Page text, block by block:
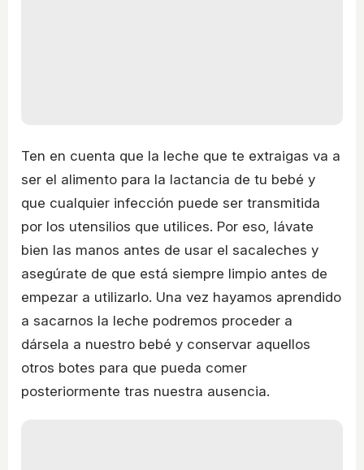
Ten en cuenta que la leche que te extraigas va a
ser el alimento para la lactancia de tu bebé y
que cualquier infección puede ser transmitida
por los utensilios que utilices. Por eso, lávate
bien las manos antes de usar el sacaleches y
asegúrate de que está siempre limpio antes de
empezar a utilizarlo. Una vez hayamos aprendido
a sacarnos la leche podremos proceder a
dársela a nuestro bebé y conservar aquellos
otros botes para que pueda comer
posteriormente tras nuestra ausencia.